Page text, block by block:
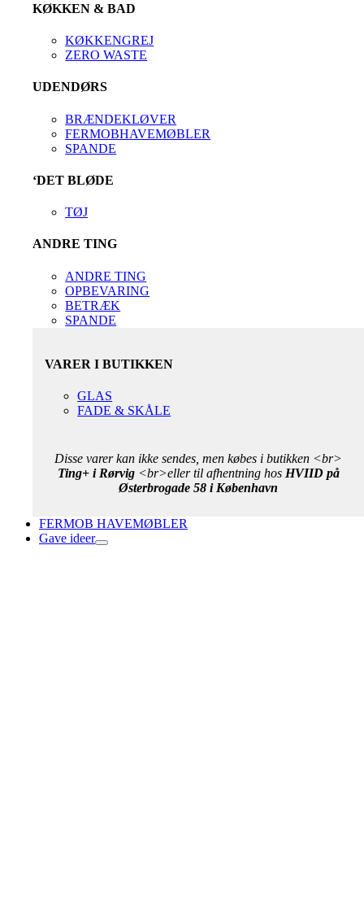
KØKKEN & BAD
KØKKENGREJ
ZERO WASTE
UDENDØRS
BRÆNDEKLØVER
FERMOBHAVEMØBLER
SPANDE
‘DET BLØDE
TØJ
ANDRE TING
ANDRE TING
OPBEVARING
BETRÆK
SPANDE
VARER I BUTIKKEN
GLAS
FADE & SKÅLE
Disse varer kan ikke sendes, men købes i butikken <br>
Ting+ i Rørvig<br>eller til afhentning hos HVIID på
Østerbrogade 58 i København
FERMOB HAVEMØBLER
Gave ideer